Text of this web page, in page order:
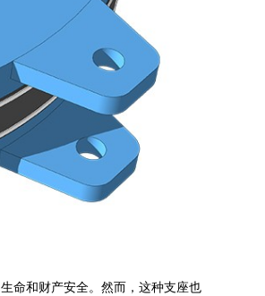
命和财产安全。然而，这种支座也